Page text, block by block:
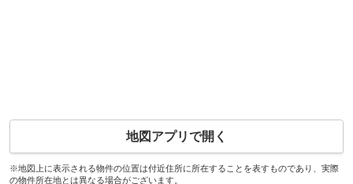
地図アプリで開く
※地図上に表示される物件の位置は付近住所に所在することを表すものであり、実際
の物件所在地とは異なる場合がございます。